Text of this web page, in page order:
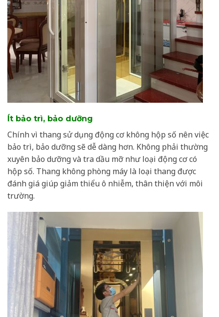
Ít bảo trì, bảo dưỡng
Chính vì thang sử dụng động cơ không hộp số nên việc
bảo trì, bảo dưỡng sẽ dễ dàng hơn. Không phải thường
xuyên bảo dưỡng và tra dầu mỡ như loại động cơ có
hộp số. Thang không phòng máy là loại thang được
đánh giá giúp giảm thiểu ô nhiễm, thân thiện với môi
trường.